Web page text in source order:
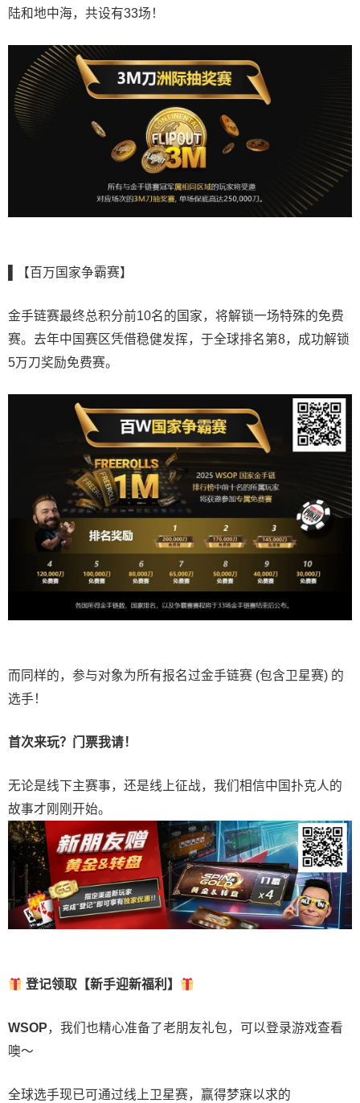
陆和地中海，共设有33场！
▌【百万国家争霸赛】
金手链赛最终总积分前10名的国家，将解锁一场特殊的免费
赛。去年中国赛区凭借稳健发挥，于全球排名第8，成功解锁
5万刀奖励免费赛。
而同样的，参与对象为所有报名过金手链赛 (包含卫星赛) 的
选手！
首次来玩？门票我请！
无论是线下主赛事，还是线上征战，我们相信中国扑克人的
故事才刚刚开始。
登记领取【新手迎新福利】
WSOP，我们也精心准备了老朋友礼包，可以登录游戏查看
噢～
全球选手现已可通过线上卫星赛，赢得梦寐以求的